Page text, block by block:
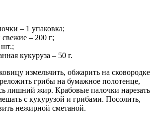
– 1 упаковка;
– 200 г;
кукуруза – 50 г.
измельчить, обжарить на сковородке
грибы на бумажное полотенце,
лишний жир. Крабовые палочки нарезать
с кукурузой и грибами. Посолить,
нежирной сметаной.